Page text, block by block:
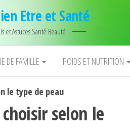
Etre et Santé
et Astuces Santé Beauté
DE FAMILLE POIDS ET NUTRITION
le type de peau
selon le